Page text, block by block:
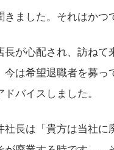
ました。それはかつ
長が心配され、訪ね
は希望退職者を募
バイスしました。
社長は「貴方は当社